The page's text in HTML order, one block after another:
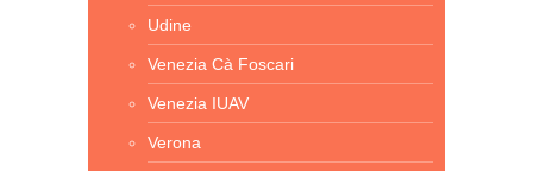
Udine
Venezia Cà Foscari
Venezia IUAV
Verona